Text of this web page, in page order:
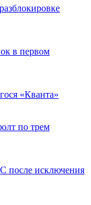
в первом
«Кванта»
по трем
после исключения